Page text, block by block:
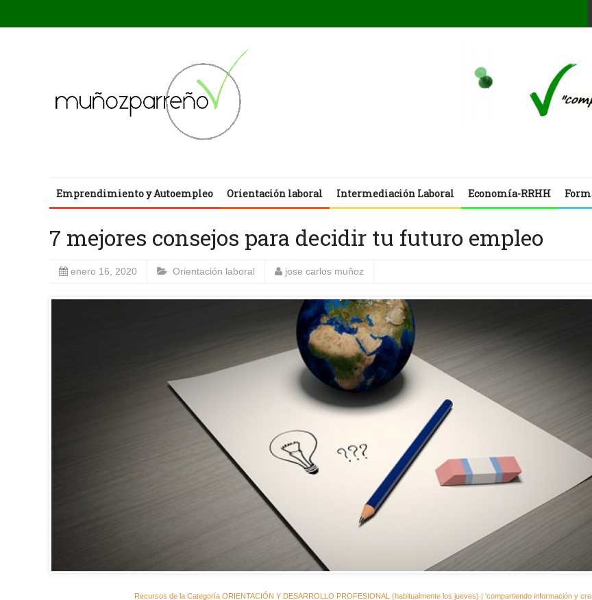
Emprendimiento y Autoempleo Orientación laboral Intermediación Laboral Economía-RRHH
7 mejores consejos para decidir tu futuro empleo
enero 16, 2020 Orientación laboral jose carlos muñoz
Recursos de la Categoría ORIENTACIÓN Y DESARROLLO PROFESIONAL (habitualmente los jueves) | 'compartiendo información y